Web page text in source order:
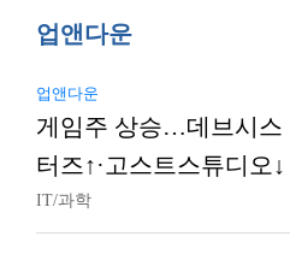
업앤다운
업앤다운
게임주 상승…데브시스
터즈↑·고스트스튜디오↓
IT/과학